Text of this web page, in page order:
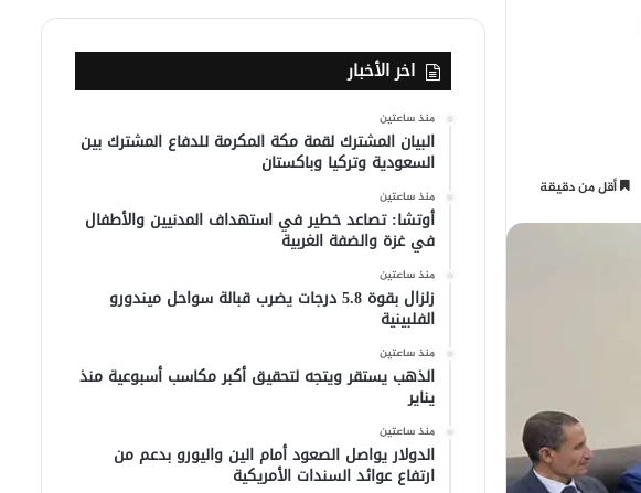
أقل من دقيقة
اخر الأخبار
منذ ساعتين
البيان المشترك لقمة مكة المكرمة للدفاع المشترك بين
السعودية وتركيا وباكستان
منذ ساعتين
أوتشا: تصاعد خطير في استهداف المدنيين والأطفال
في غزة والضفة الغربية
منذ ساعتين
زلزال بقوة 5.8 درجات يضرب قبالة سواحل ميندورو
الفلبينية
منذ ساعتين
الذهب يستقر ويتجه لتحقيق أكبر مكاسب أسبوعية منذ
يناير
منذ ساعتين
الدولار يواصل الصعود أمام الين واليورو بدعم من
ارتفاع عوائد السندات الأمريكية